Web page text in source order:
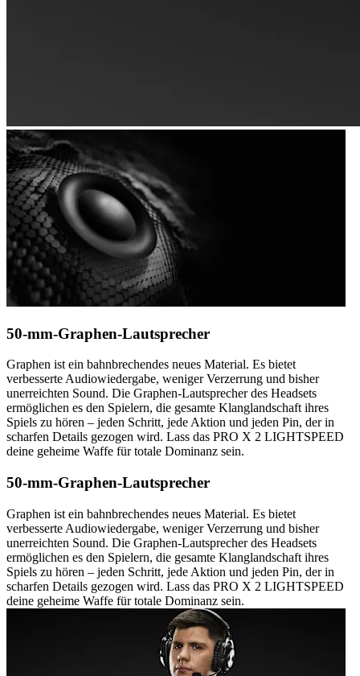
50-mm-Graphen-Lautsprecher
Graphen ist ein bahnbrechendes neues Material. Es bietet
verbesserte Audiowiedergabe, weniger Verzerrung und bisher
unerreichten Sound. Die Graphen-Lautsprecher des Headsets
ermöglichen es den Spielern, die gesamte Klanglandschaft ihres
Spiels zu hören – jeden Schritt, jede Aktion und jeden Pin, der in
scharfen Details gezogen wird. Lass das PRO X 2 LIGHTSPEED
deine geheime Waffe für totale Dominanz sein.
50-mm-Graphen-Lautsprecher
Graphen ist ein bahnbrechendes neues Material. Es bietet
verbesserte Audiowiedergabe, weniger Verzerrung und bisher
unerreichten Sound. Die Graphen-Lautsprecher des Headsets
ermöglichen es den Spielern, die gesamte Klanglandschaft ihres
Spiels zu hören – jeden Schritt, jede Aktion und jeden Pin, der in
scharfen Details gezogen wird. Lass das PRO X 2 LIGHTSPEED
deine geheime Waffe für totale Dominanz sein.